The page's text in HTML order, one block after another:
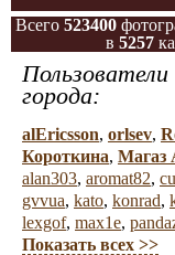
Всего 523400
в 5257
города:
alEricsson, orlsev,
Короткина, Магаз
alan303, aromat82,
gvvua, kato, konrad,
lexgof, max1e,
Показать всех >>